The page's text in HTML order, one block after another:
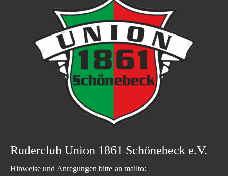
Ruderclub Union 1861 Schönebeck e.V.
Hinweise und Anregungen bitte an mailto: